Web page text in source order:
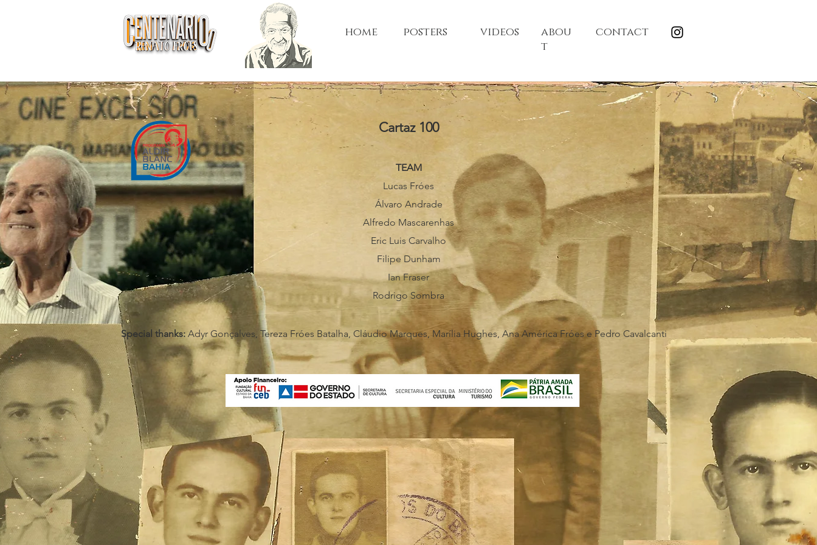
Cartaz 100
TEAM
Lucas Fróes
Álvaro Andrade
Alfredo Mascarenhas
Eric Luis Carvalho
Filipe Dunham
Ian Fraser
Rodrigo Sombra
Special thanks: Adyr Gonçalves, Tereza Fróes Batalha, Cláudio Marques, Marília Hughes, Ana América Fróes e Pedro Cavalcanti
home posters videos
abou
t
contact